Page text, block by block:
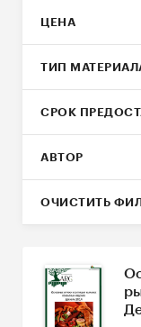
ЦЕНА
ТИП
СРОК
АВТОР
ОЧИСТИТЬ